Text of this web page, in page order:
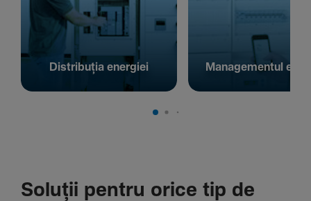
Distribuția energiei Managementul
Soluții pentru orice tip de